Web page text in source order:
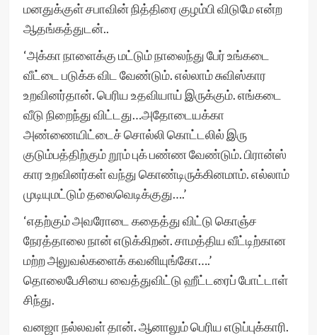
மனதுக்குள் சபாவின் நித்திரை குழம்பி விடுமே என்ற
ஆதங்கத்துடன்..
‘அக்கா நாளைக்கு மட்டும் நாலைந்து பேர் உங்கடை
வீட்டை படுக்க விட வேண்டும். எல்லாம் சுவிஸ்கார
உறவினர்தான். பெரிய உதவியாய் இருக்கும். எங்கடை
வீடு நிறைந்து விட்டது…அதோடையக்கா
அண்ணையிட்டைச் சொல்லி கொட்டலில் இரு
குடும்பத்திற்கும் றூம் புக் பண்ண வேண்டும். பிரான்ஸ்
கார உறவினர்கள் வந்து கொண்டிருக்கினமாம். எல்லாம்
முடியுமட்டும் தலைவெடிக்குது….’
‘எதற்கும் அவரோடை கதைத்து விட்டு கொஞ்ச
நேரத்தாலை நான் எடுக்கிறன். சாமத்திய வீட்டிற்கான
மற்ற அலுவல்களைக் கவனியுங்கோ….’
தொலைபேசியை வைத்துவிட்டு ஹீட்டரைப் போட்டாள்
சிந்து.
வனஜா நல்லவள் தான். ஆனாலும் பெரிய எடுப்புக்காரி.